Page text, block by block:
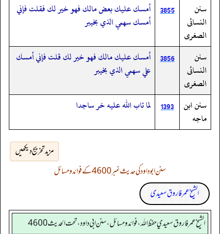
سنن
النسائى
الصغرى
3855 أمسك عليك بعض مالك فهو خير لك فقلت فإني
أمسك سهمي الذي بخيبر
سنن
النسائى
الصغرى
3856 أمسك عليك مالك فهو خير لك قلت فإني أمسك
علي سهمي الذي بخيبر
سنن ابن
ماجه
1393 لما تاب الله عليه خر ساجدا
مزید تخریج دیکھیں
سنن ابوداود کی حدیث نمبر 4600 کے فوائد و مسائل
الشیخ عمر فاروق سعیدی
الشيخ عمر فاروق سعيدي حفظ الله، فوائد و مسائل، سنن ابي داود ، تحت الحديث 4600